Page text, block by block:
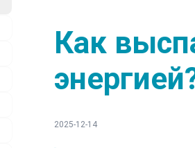
Как
2025-12-14